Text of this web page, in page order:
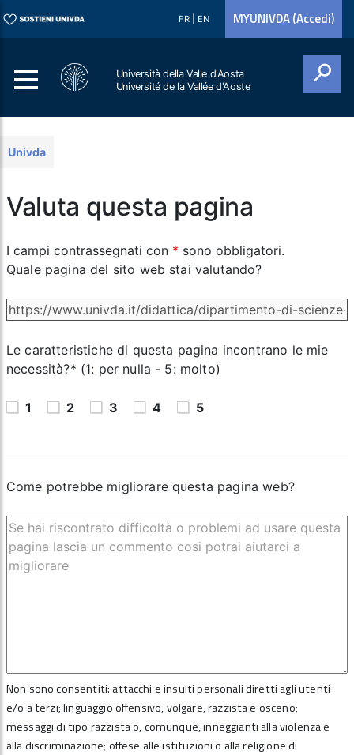
FR EN MYUNIVDA (Accedi)
Università della Valle d'Aosta
Université de la Vallée d'Aoste
Univda
Valuta questa pagina
I campi contrassegnati con * sono obbligatori.
Quale pagina del sito web stai valutando?
Le caratteristiche di questa pagina incontrano le mie
necessità?* (1: per nulla - 5: molto)
1 2 3 4 5
Come potrebbe migliorare questa pagina web?
Non sono consentiti: attacchi e insulti personali diretti agli utenti
e/o a terzi; linguaggio offensivo, volgare, razzista e osceno;
messaggi di tipo razzista o, comunque, inneggianti alla violenza e
alla discriminazione; offese alle istituzioni o alla religione di